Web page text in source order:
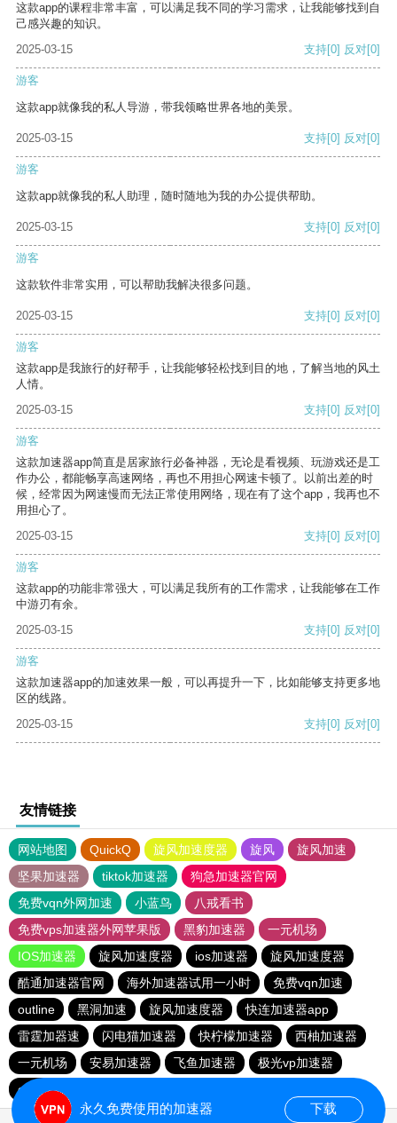
这款app的课程非常丰富，可以满足我不同的学习需求，让我能够找到自
己感兴趣的知识。
2025-03-15
支持[0] 反对[0]
游客
这款app就像我的私人导游，带我领略世界各地的美景。
2025-03-15 支持[0] 反对[0]
游客
这款app就像我的私人助理，随时随地为我的办公提供帮助。
2025-03-15 支持[0] 反对[0]
游客
这款软件非常实用，可以帮助我解决很多问题。
2025-03-15 支持[0] 反对[0]
游客
这款app是我旅行的好帮手，让我能够轻松找到目的地，了解当地的风土
人情。
2025-03-15
支持[0] 反对[0]
游客
这款加速器app简直是居家旅行必备神器，无论是看视频、玩游戏还是工
作办公，都能畅享高速网络，再也不用担心网速卡顿了。以前出差的时
候，经常因为网速慢而无法正常使用网络，现在有了这个app，我再也不
用担心了。
2025-03-15
支持[0] 反对[0]
游客
这款app的功能非常强大，可以满足我所有的工作需求，让我能够在工作
中游刃有余。
2025-03-15
支持[0] 反对[0]
游客
这款加速器app的加速效果一般，可以再提升一下，比如能够支持更多地
区的线路。
2025-03-15
支持[0] 反对[0]
友情链接
网站地图 QuickQ 旋风加速度器 旋风
旋风加速
坚果加速器
tiktok加速器
狗急加速器官网
免费vqn外网加速
小蓝鸟
八戒看书
免费vps加速器外网苹果版
黑豹加速器
一元机场
IOS加速器
旋风加速度器 ios加速器
旋风加速度器
酷通加速器官网
海外加速器试用一小时
免费vqn加速
outline
黑洞加速 旋风加速度器
快连加速器app
雷霆加器速
闪电猫加速器 快柠檬加速器
西柚加速器
一元机场
安易加速器 飞鱼加速器
极光vp加速器
outline
永久免费使用的加速器 下载